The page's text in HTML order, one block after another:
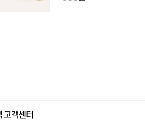
고객센터